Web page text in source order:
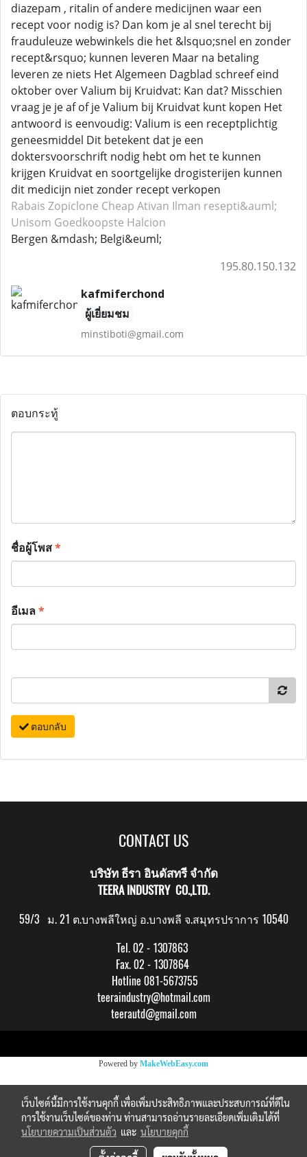
diazepam , ritalin of andere medicijnen waar een
recept voor nodig is? Dan kom je al snel terecht bij
frauduleuze webwinkels die het &lsquo;snel en zonder
recept&rsquo; kunnen leveren Maar na betaling
leveren ze niets Het Algemeen Dagblad schreef eind
oktober over Valium bij Kruidvat: Kan dat? Misschien
vraag je je af of je Valium bij Kruidvat kunt kopen Het
antwoord is eenvoudig: Valium is een receptplichtig
geneesmiddel Dit betekent dat je een
doktersvoorschrift nodig hebt om het te kunnen
krijgen Kruidvat en soortgelijke drogisterijen kunnen
dit medicijn niet zonder recept verkopen
Rabais Zopiclone Cheap Ativan Ilman resepti&auml;
Unisom Goedkoopste Halcion
Bergen &mdash; Belgi&euml;
195.80.150.132
kafmiferchond
ผู้เยี่ยมชม
minstiboti@gmail.com
ตอบกระทู้
ชื่อผู้โพส*
อีเมล*
ตอบกลับ
CONTACT US
บริษัท ธีรา อินดัสทรี จำกัด
TEERA INDUSTRY CO.,LTD.
59/3 ม. 21 ต.บางพลีใหญ่ อ.บางพลี จ.สมุทรปราการ 10540
Tel. 02 - 1307863
Fax. 02 - 1307864
Hotline 081-5673755
teeraindustry@hotmail.com
teerautd@gmail.com
Powered by MakeWebEasy.com
เว็บไซต์นี้มีการใช้งานคุกกี้ เพื่อเพิ่มประสิทธิภาพและประสบการณ์ที่ดีใน
การใช้งานเว็บไซต์ของท่าน ท่านสามารถอ่านรายละเอียดเพิ่มเติมได้ที่
นโยบายความเป็นส่วนตัว และ นโยบายคุกกี้